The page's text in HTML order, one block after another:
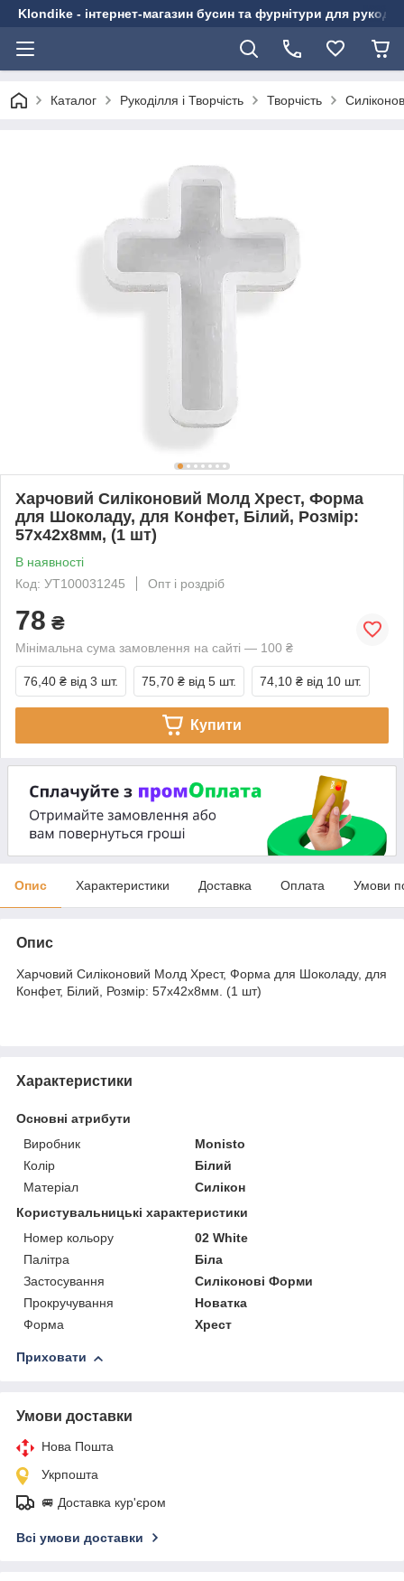
Klondike - інтернет-магазин бусин та фурнітури для
Каталог Рукоділля і Творчість Творчість
Харчовий Силіконовий Молд Хрест, Форма
для Шоколаду, для Конфет, Білий, Розмір:
57х42х8мм, (1 шт)
В наявності
Код: УТ100031245
Опт і роздріб
78 ₴
Мінімальна сума замовлення на сайті — 100 ₴
76,40 ₴ від 3 шт. 75,70 ₴ від 5 шт. 74,10 ₴ від 10 шт.
Купити
Опис Характеристики Доставка Оплата Умови
Опис
Харчовий Силіконовий Молд Хрест, Форма для Шоколаду, для
Конфет, Білий, Розмір: 57х42х8мм. (1 шт)
Характеристики
Основні атрибути
Виробник
Monisto
Колір
Білий
Матеріал
Силікон
Користувальницькі характеристики
Номер кольору
02 White
Палітра
Біла
Застосування
Силіконові Форми
Прокручування
Новатка
Форма
Хрест
Приховати
Умови доставки
Нова Пошта
Укрпошта
🚐 Доставка кур'єром
Всі умови доставки